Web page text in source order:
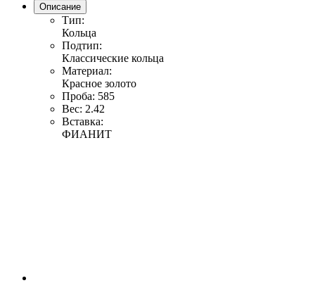
Описание
Тип:
Кольца
Подтип:
Классические кольца
Материал:
Красное золото
Проба: 585
Вес: 2.42
Вставка:
ФИАНИТ